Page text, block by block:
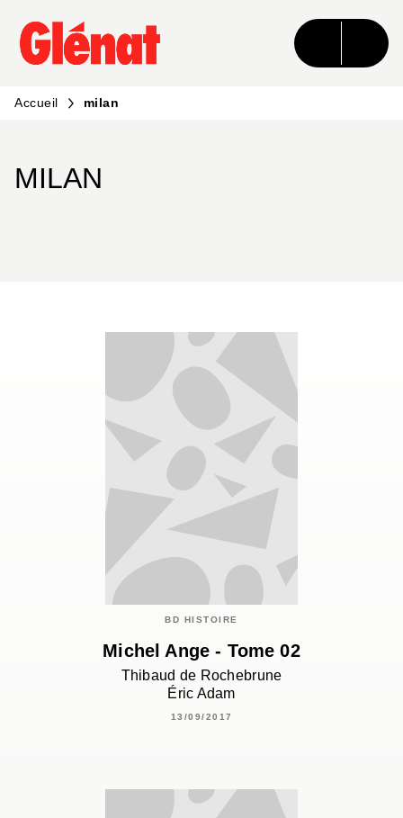
MENU RECHERCHE CONTENU
PIED DE PAGE
Accueil milan
MILAN
BD HISTOIRE
Michel Ange - Tome 02
Thibaud de Rochebrune
Éric Adam
13/09/2017